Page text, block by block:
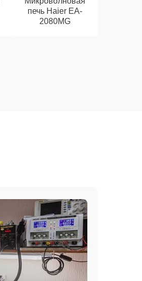
печь Haier EA-
2080MG